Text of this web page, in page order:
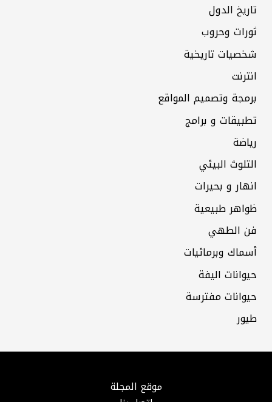
تاريخ الدول
ثورات وحروب
شخصيات تاريخية
انترنت
برمجة وتصميم المواقع
تطبيقات و برامج
رياضة
التلوث البيئي
انهار و بحيرات
ظواهر طبيعية
فن الطهي
أسماك وبرمائيات
حيوانات اليفة
حيوانات مفترسة
طيور
موقع المجلة